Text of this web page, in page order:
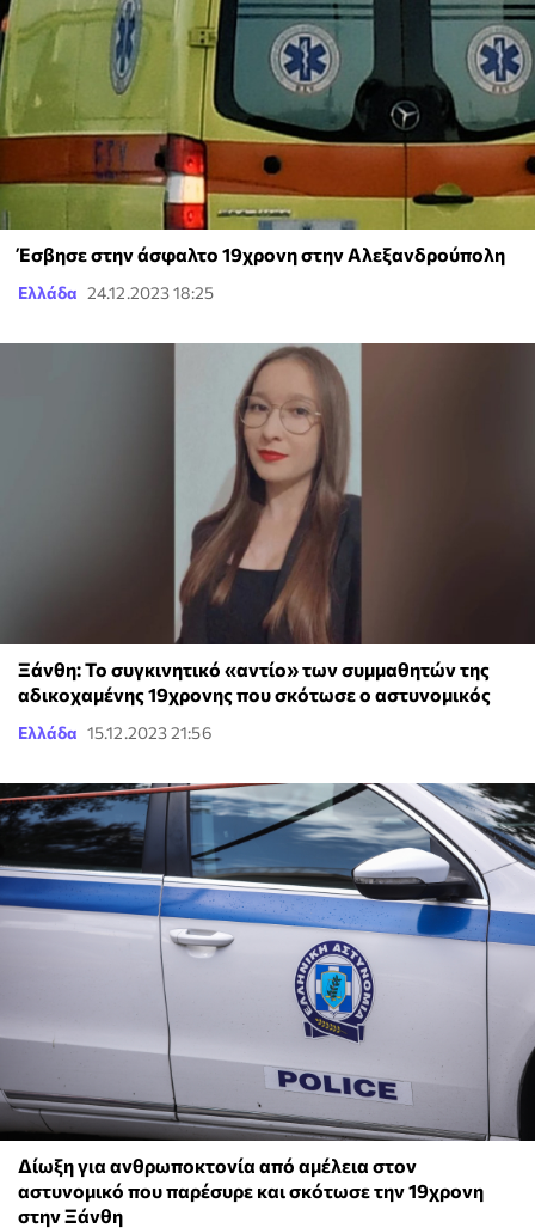
Έσβησε στην άσφαλτο 19χρονη στην Αλεξανδρούπολη
Ελλάδα 24.12.2023 18:25
Ξάνθη: Το συγκινητικό «αντίο» των συμμαθητών της
αδικοχαμένης 19χρονης που σκότωσε ο αστυνομικός
Ελλάδα 15.12.2023 21:56
Δίωξη για ανθρωποκτονία από αμέλεια στον
αστυνομικό που παρέσυρε και σκότωσε την 19χρονη
στην Ξάνθη